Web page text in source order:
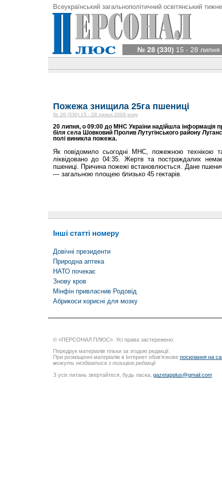
Всеукраїнський загальнополітичний освітянський
№ 28 (330) 15 - 28 липня
Пожежа знищила 25га пшениці
№ 28 (330) 15 - 28 липня 2009 року
20 липня, о 09:00 до МНС України надійшла інформація
біля села Шовковий Пролив Лутугінського району
полі виникла пожежа.
Як повідомило сьогодні МНС, пожежною технікою
ліквідовано до 04:35. Жертв та постраждалих
пшениці. Причина пожежі встановлюється. Дане
— загальною площею близько 45 гектарів.
Інші статті номеру
Довічні президенти
Природна аптека
НАТО почекає
Знову кров
Мінфін привласнив Родовід
Абрикоси корисні для мозку
© «ПЕРСОНАЛ ПЛЮС». Усі права застережено.
Передрук матеріалів тільки за згодою редакції.
При розміщенні матеріалів в Інтернет обов’язкове посилання на
можуть незбігатися з позицією редакції
З усіх питань звертайтеся, будь ласка, gazetapplus@gmail.com